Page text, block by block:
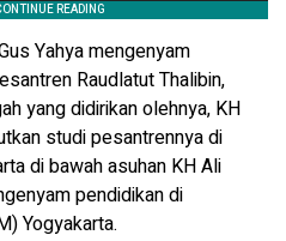
Yahya mengenyam
Raudlatut Thalibin,
yang didirikan olehnya, KH
studi pesantrennya di
di bawah asuhan KH Ali
pendidikan di
Yogyakarta.